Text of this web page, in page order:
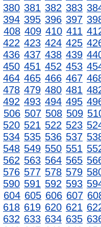
380 381 382 383
394 395 396 397
408 409 410 411
422 423 424 425
436 437 438 439
450 451 452 453
464 465 466 467
478 479 480 481
492 493 494 495
506 507 508 509
520 521 522 523
534 535 536 537
548 549 550 551
562 563 564 565
576 577 578 579
590 591 592 593
604 605 606 607
618 619 620 621
632 633 634 635